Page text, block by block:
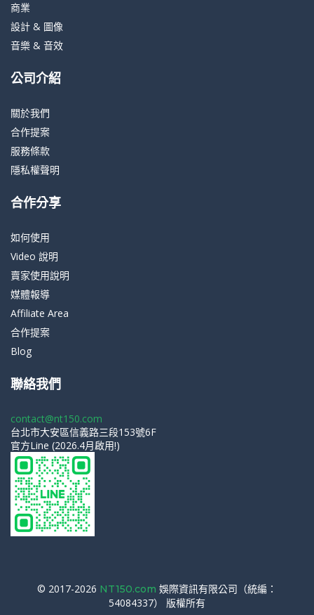
商業
設計 & 圖像
音樂 & 音效
公司介紹
關於我們
合作提案
服務條款
隱私權聲明
合作分享
如何使用
Video 說明
賣家使用說明
媒體報導
Affiliate Area
合作提案
Blog
聯絡我們
contact@nt150.com
台北市大安區信義路三段153號6F
官方Line (2026.4月啟用!)
© 2017-2026 NT150.com 娛際資訊有限公司（統編：
54084337） 版權所有